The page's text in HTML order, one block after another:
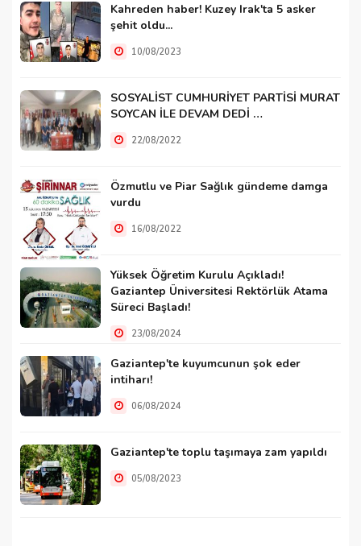
Kahreden haber! Kuzey Irak'ta 5 asker
şehit oldu...
10/08/2023
SOSYALİST CUMHURİYET PARTİSİ MURAT
SOYCAN İLE DEVAM DEDİ …
22/08/2022
Özmutlu ve Piar Sağlık gündeme damga
vurdu
16/08/2022
Yüksek Öğretim Kurulu Açıkladı!
Gaziantep Üniversitesi Rektörlük Atama
Süreci Başladı!
23/08/2024
Gaziantep'te kuyumcunun şok eder
intiharı!
06/08/2024
Gaziantep'te toplu taşımaya zam yapıldı
05/08/2023